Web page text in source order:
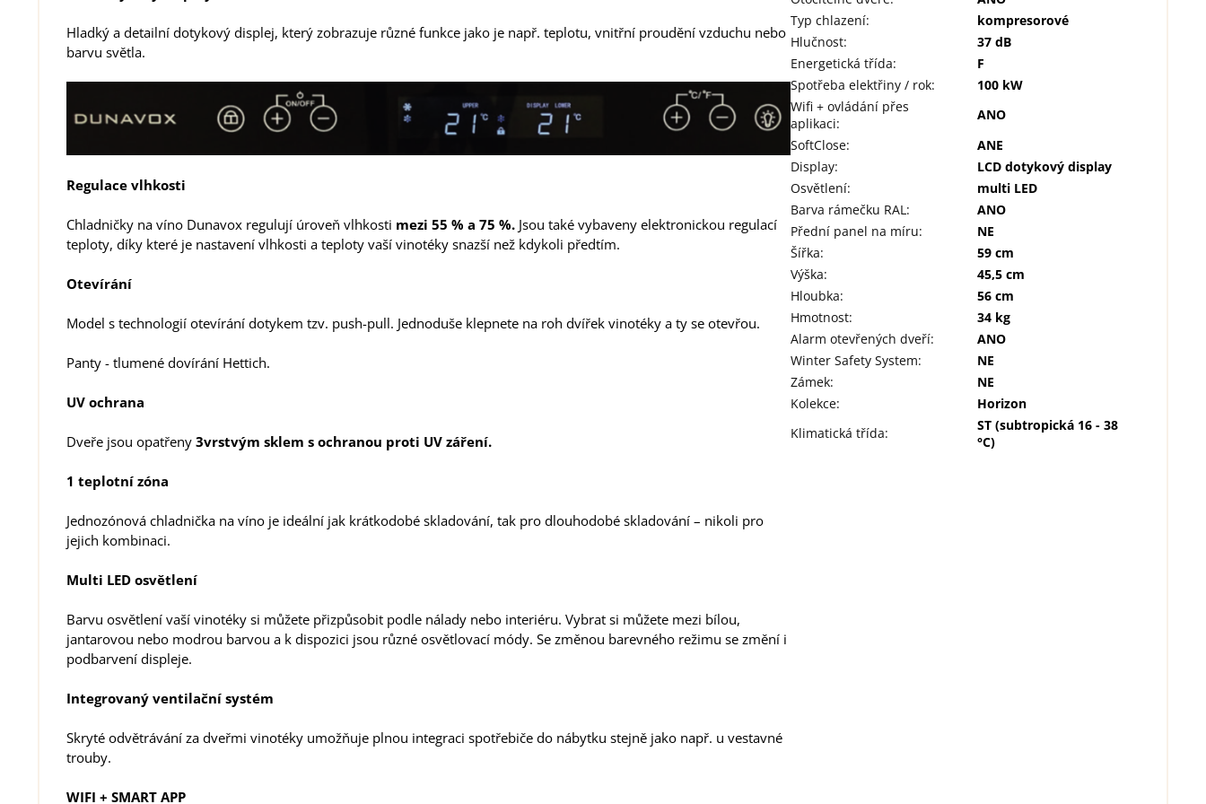
Hladký a detailní dotykový displej, který zobrazuje různé funkce jako je např. teplotu, vnitřní proudění vzduchu nebo
barvu světla.
Regulace vlhkosti
Chladničky na víno Dunavox regulují úroveň vlhkosti mezi 55 % a 75 %. Jsou také vybaveny elektronickou regulací
teploty, díky které je nastavení vlhkosti a teploty vaší vinotéky snazší než kdykoli předtím.
Otevírání
Model s technologií otevírání dotykem tzv. push-pull. Jednoduše klepnete na roh dvířek vinotéky a ty se otevřou.
Panty - tlumené dovírání Hettich.
UV ochrana
Dveře jsou opatřeny 3vrstvým sklem s ochranou proti UV záření.
1 teplotní zóna
Jednozónová chladnička na víno je ideální jak krátkodobé skladování, tak pro dlouhodobé skladování – nikoli pro
jejich kombinaci.
Multi LED osvětlení
Barvu osvětlení vaší vinotéky si můžete přizpůsobit podle nálady nebo interiéru. Vybrat si můžete mezi bílou,
jantarovou nebo modrou barvou a k dispozici jsou různé osvětlovací módy. Se změnou barevného režimu se změní i
podbarvení displeje.
Integrovaný ventilační systém
Skryté odvětrávání za dveřmi vinotéky umožňuje plnou integraci spotřebiče do nábytku stejně jako např. u vestavné
trouby.
WIFI + SMART APP
Typ chlazení:
kompresorové
Hlučnost:
37 dB
Energetická třída:
F
Spotřeba elektřiny / rok:
100 kW
Wifi + ovládání přes
aplikaci:
ANO
SoftClose:
ANE
Display:
LCD dotykový display
Osvětlení:
multi LED
Barva rámečku RAL :
ANO
Přední panel na míru:
NE
Šířka:
59 cm
Výška:
45,5 cm
Hloubka:
56 cm
Hmotnost:
34 kg
Alarm otevřených dveří:
ANO
Winter Safety System:
NE
Zámek:
NE
Kolekce:
Horizon
Klimatická třída:
ST (subtropická 16 - 38
°C)